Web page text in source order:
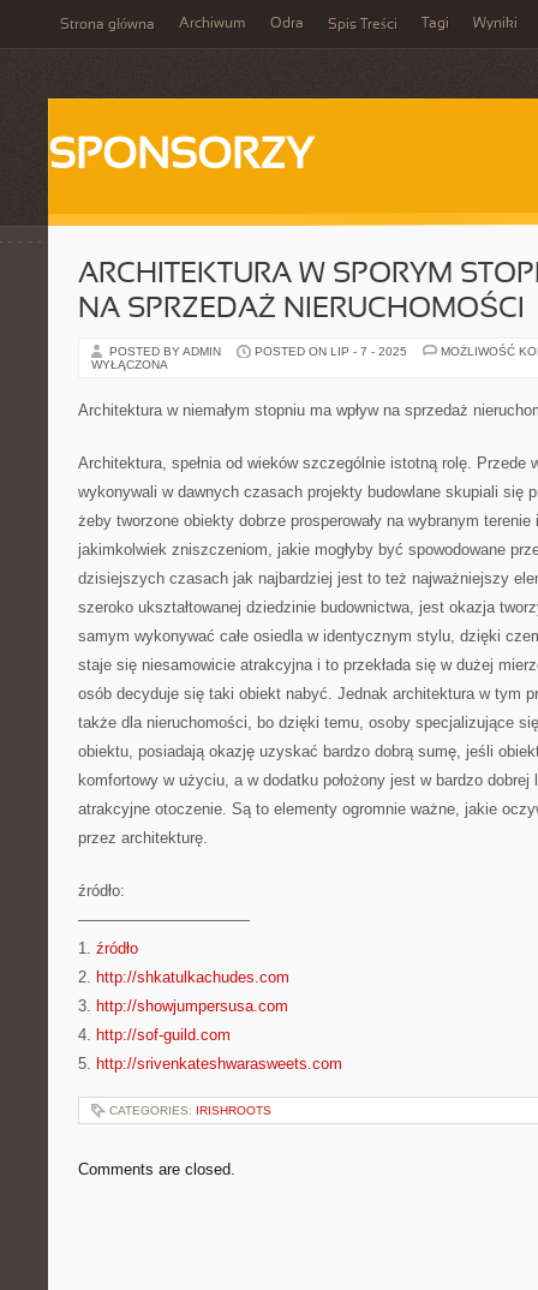
Strona główna Archiwum Odra Spis Treści Tagi Wyniki
SPONSORZY
ARCHITEKTURA W SPORYM
NA SPRZEDAŻ NIERUCHOMOŚCI
POSTED BY ADMIN POSTED ON LIP - 7 - 2025
MOŻLIWOŚĆ
WYŁĄCZONA
Architektura w niemałym stopniu ma wpływ na sprzedaż
Architektura, spełnia od wieków szczególnie istotną rolę.
wykonywali w dawnych czasach projekty budowlane skupiali się
żeby tworzone obiekty dobrze prosperowały na wybranym terenie
jakimkolwiek zniszczeniom, jakie mogłyby być spowodowane
dzisiejszych czasach jak najbardziej jest to też najważniejszy
szeroko ukształtowanej dziedzinie budownictwa, jest okazja
samym wykonywać całe osiedla w identycznym stylu, dzięki
staje się niesamowicie atrakcyjna i to przekłada się w dużej
osób decyduje się taki obiekt nabyć. Jednak architektura w tym
także dla nieruchomości, bo dzięki temu, osoby specjalizujące
obiektu, posiadają okazję uzyskać bardzo dobrą sumę, jeśli
komfortowy w użyciu, a w dodatku położony jest w bardzo
atrakcyjne otoczenie. Są to elementy ogromnie ważne, jakie
przez architekturę.
źródło:
———————————
1. źródło
2. http://shkatulkachudes.com
3. http://showjumpersusa.com
4. http://sof-guild.com
5. http://srivenkateshwarasweets.com
CATEGORIES: IRISHROOTS
Comments are closed.